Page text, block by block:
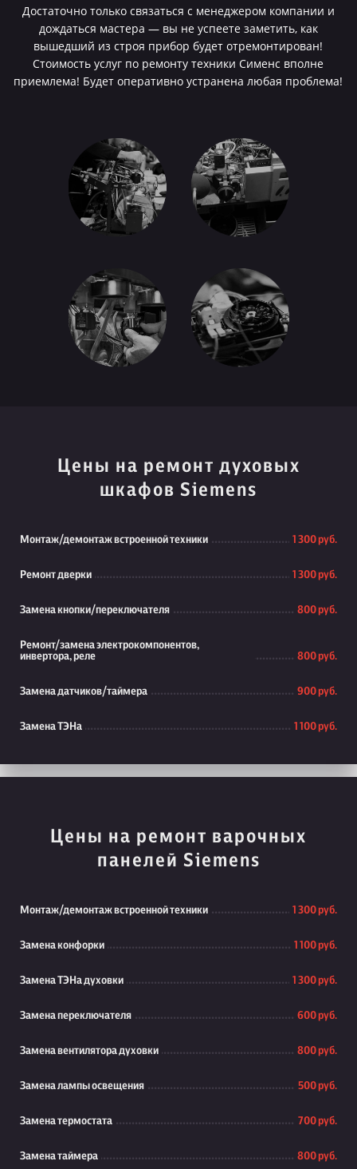
Достаточно только связаться с менеджером компании и
дождаться мастера — вы не успеете заметить, как
вышедший из строя прибор будет отремонтирован!
Стоимость услуг по ремонту техники Сименс вполне
приемлема! Будет оперативно устранена любая проблема!
Цены на ремонт духовых
шкафов Siemens
Монтаж/демонтаж встроенной техники 1 300 руб.
Ремонт дверки 1 300 руб.
Замена кнопки/переключателя 800 руб.
Ремонт/замена электрокомпонентов,
инвертора, реле
800 руб.
Замена датчиков/таймера 900 руб.
Замена ТЭНа 1 100 руб.
Цены на ремонт варочных
панелей Siemens
Монтаж/демонтаж встроенной техники 1 300 руб.
Замена конфорки 1 100 руб.
Замена ТЭНа духовки 1 300 руб.
Замена переключателя 600 руб.
Замена вентилятора духовки 800 руб.
Замена лампы освещения 500 руб.
Замена термостата 700 руб.
Замена таймера 800 руб.